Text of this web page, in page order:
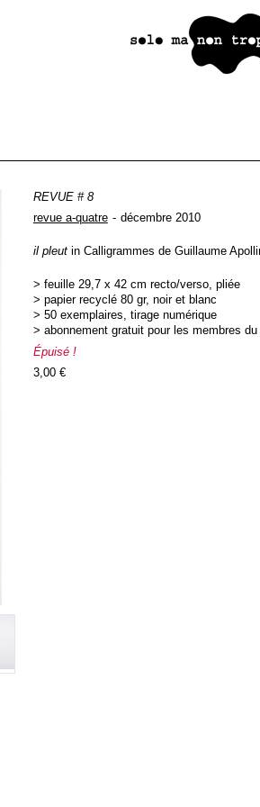
REVUE # 8
revue a-quatre
décembre 2010
il pleutin Calligrammes de Guillaume
> feuille 29,7 x 42 cm recto/verso, pliée
> papier recyclé 80 gr, noir et blanc
> 50 exemplaires, tirage numérique
> abonnement gratuit pour les membres
Épuisé !
3,00 €